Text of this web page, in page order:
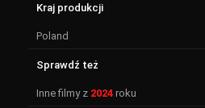
Kraj produkcji
Poland
Sprawdź też
Inne filmy z 2024 roku